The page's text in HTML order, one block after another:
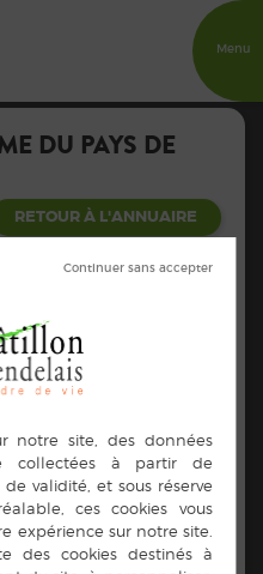
Menu
DU PAYS DE
RETOUR À L'ANNUAIRE